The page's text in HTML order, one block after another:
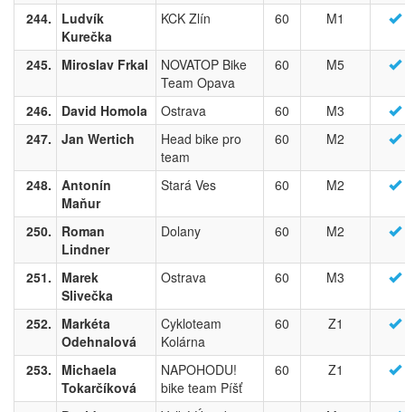
244.
Ludvík
Kurečka
KCK Zlín 60 M1
245. Miroslav Frkal
NOVATOP Bike
Team Opava
60 M5
246. David Homola Ostrava 60
M3
247. Jan Wertich
Head bike pro
team
60 M2
248. Antonín
Maňur
Stará Ves 60 M2
250.
Roman
Lindner
Dolany 60 M2
251.
Marek
Slivečka
Ostrava 60 M3
252.
Markéta
Odehnalová
Cykloteam
Kolárna
60 Z1
253.
Michaela
Tokarčíková
NAPOHODU!
bike team Píšť
60 Z1